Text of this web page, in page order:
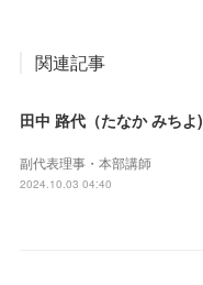
関連記事
田中 路代（たなか みちよ)
副代表理事・本部講師
2024.10.03 04:40